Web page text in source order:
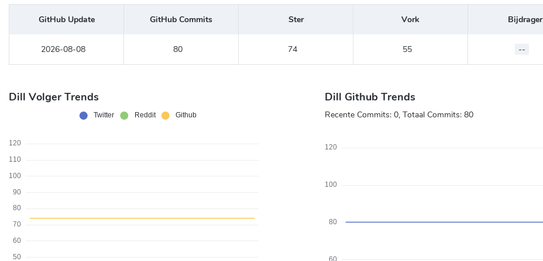
GitHub Update GitHub Commits Ster Vork Bijdrager
2026-08-08 80 74 55 --
Dill Volger Trends Dill Github Trends
Recente Commits: 0, Totaal Commits: 80